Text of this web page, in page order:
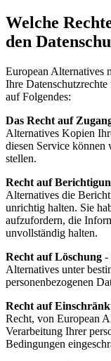
Welche
den
European Alternatives
Ihre
auf Folgendes:
Das Recht auf
Alternatives Kopien
diesen Service
stellen.
Recht auf
Alternatives die
unrichtig halten. Sie
aufzufordern, die
unvollständig halten.
Recht auf Löschung -
Alternatives unter
personenbezogenen
Recht auf
Recht, von European
Verarbeitung Ihrer
Bedingungen